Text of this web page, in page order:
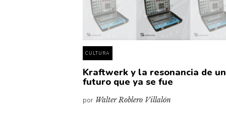
CULTURA
Kraftwerk y la resonancia de un
futuro que ya se fue
por Walter Roblero Villalón